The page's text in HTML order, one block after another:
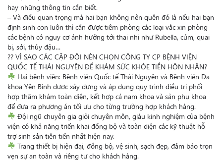
hay những thông tin cần biết.
– Và điều quan trọng mà hai bạn không nên quên đó là nếu hai bạn
định sinh con luôn thì cần được tiêm phòng các loại vắc xin phòng
các bệnh có nguy cơ ảnh hưởng tới thai nhi như Rubella, cúm, quai
bị, sởi, thủy đậu…
?? VÌ SAO CÁC CẶP ĐÔI NÊN CHỌN CÔNG TY CP BỆNH VIỆN
QUỐC TẾ THÁI NGUYÊN ĐỂ KHÁM SỨC KHỎE TIỀN HÔN NHÂN?
Hai bệnh viện: Bệnh viện Quốc tế Thái Nguyên và Bệnh viện Đa
khoa Yên Bình được xây dựng và áp dụng quy trình điều trị phối
hợp thăm khám toàn diện, kết hợp cả nam khoa và sản phụ khoa
để đưa ra phương án tối ưu cho từng trường hợp khách hàng.
Đội ngũ chuyên gia giỏi chuyên môn, giàu kinh nghiệm của bệnh
viện có khả năng triển khai đồng bộ và toàn diện các kỹ thuật hỗ
trợ sinh sản tiên tiến nhất hiện nay.
Trang thiết bị hiện đại, đồng bộ, vệ sinh, sạch đẹp, đảm bảo trọn
vẹn sự an toàn và riêng tư cho khách hàng.